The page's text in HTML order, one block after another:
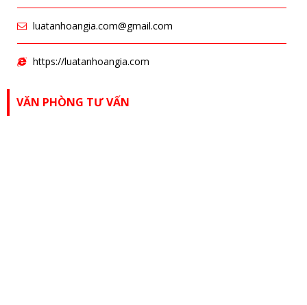
luatanhoangia.com@gmail.com
https://luatanhoangia.com
VĂN PHÒNG TƯ VẤN